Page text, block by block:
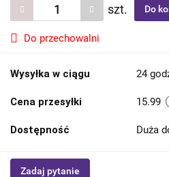
szt. Do
Do przechowalni
Wysyłka w ciągu 24
Cena przesyłki 15.99
Dostępność Duża
Zadaj pytanie